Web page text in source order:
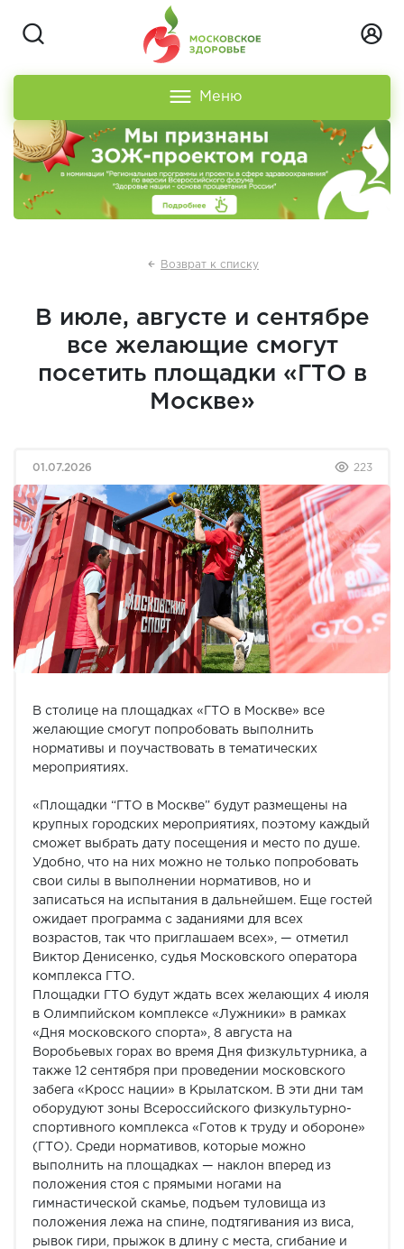
Меню
Возврат к списку
В июле, августе и сентябре
все желающие смогут
посетить площадки «ГТО в
Москве»
01.07.2026 223
В столице на площадках «ГТО в Москве» все
желающие смогут попробовать выполнить
нормативы и поучаствовать в тематических
мероприятиях.
«Площадки “ГТО в Москве” будут размещены на
крупных городских мероприятиях, поэтому каждый
сможет выбрать дату посещения и место по душе.
Удобно, что на них можно не только попробовать
свои силы в выполнении нормативов, но и
записаться на испытания в дальнейшем. Еще гостей
ожидает программа с заданиями для всех
возрастов, так что приглашаем всех», — отметил
Виктор Денисенко, судья Московского оператора
комплекса ГТО.
Площадки ГТО будут ждать всех желающих 4 июля
в Олимпийском комплексе «Лужники» в рамках
«Дня московского спорта», 8 августа на
Воробьевых горах во время Дня физкультурника, а
также 12 сентября при проведении московского
забега «Кросс нации» в Крылатском. В эти дни там
оборудуют зоны Всероссийского физкультурно-
спортивного комплекса «Готов к труду и обороне»
(ГТО). Среди нормативов, которые можно
выполнить на площадках — наклон вперед из
положения стоя с прямыми ногами на
гимнастической скамье, подъем туловища из
положения лежа на спине, подтягивания из виса,
рывок гири, прыжок в длину с места, сгибание и